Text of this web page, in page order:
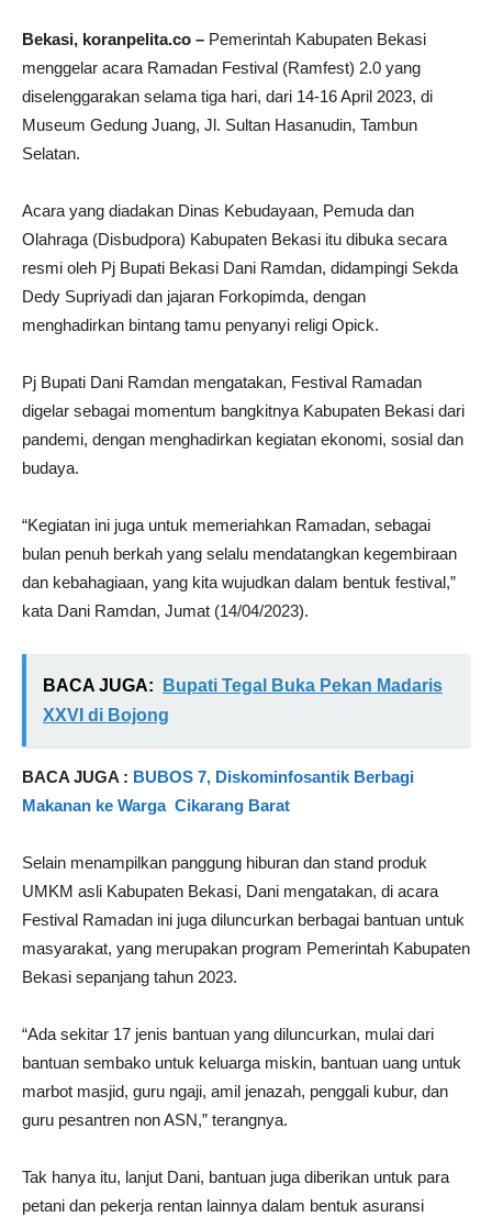
Bekasi, koranpelita.co – Pemerintah Kabupaten Bekasi
menggelar acara Ramadan Festival (Ramfest) 2.0 yang
diselenggarakan selama tiga hari, dari 14-16 April 2023, di
Museum Gedung Juang, Jl. Sultan Hasanudin, Tambun
Selatan.
Acara yang diadakan Dinas Kebudayaan, Pemuda dan
Olahraga (Disbudpora) Kabupaten Bekasi itu dibuka secara
resmi oleh Pj Bupati Bekasi Dani Ramdan, didampingi Sekda
Dedy Supriyadi dan jajaran Forkopimda, dengan
menghadirkan bintang tamu penyanyi religi Opick.
Pj Bupati Dani Ramdan mengatakan, Festival Ramadan
digelar sebagai momentum bangkitnya Kabupaten Bekasi dari
pandemi, dengan menghadirkan kegiatan ekonomi, sosial dan
budaya.
“Kegiatan ini juga untuk memeriahkan Ramadan, sebagai
bulan penuh berkah yang selalu mendatangkan kegembiraan
dan kebahagiaan, yang kita wujudkan dalam bentuk festival,”
kata Dani Ramdan, Jumat (14/04/2023).
BACA JUGA:
Bupati Tegal Buka Pekan Madaris
XXVI di Bojong
BACA JUGA : BUBOS 7, Diskominfosantik Berbagi
Makanan ke Warga Cikarang Barat
Selain menampilkan panggung hiburan dan stand produk
UMKM asli Kabupaten Bekasi, Dani mengatakan, di acara
Festival Ramadan ini juga diluncurkan berbagai bantuan untuk
masyarakat, yang merupakan program Pemerintah Kabupaten
Bekasi sepanjang tahun 2023.
“Ada sekitar 17 jenis bantuan yang diluncurkan, mulai dari
bantuan sembako untuk keluarga miskin, bantuan uang untuk
marbot masjid, guru ngaji, amil jenazah, penggali kubur, dan
guru pesantren non ASN,” terangnya.
Tak hanya itu, lanjut Dani, bantuan juga diberikan untuk para
petani dan pekerja rentan lainnya dalam bentuk asuransi